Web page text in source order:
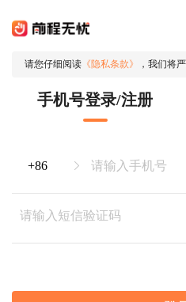
请您仔细阅读 《隐私条款》 ，我们将
手机号登录/注册